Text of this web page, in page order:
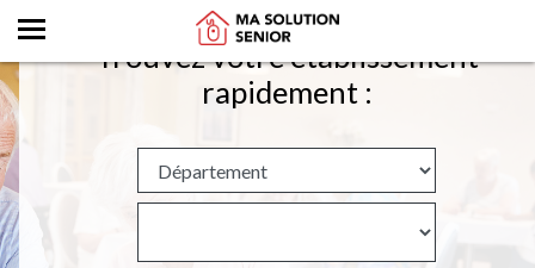
Trouvez votre établissement
rapidement :